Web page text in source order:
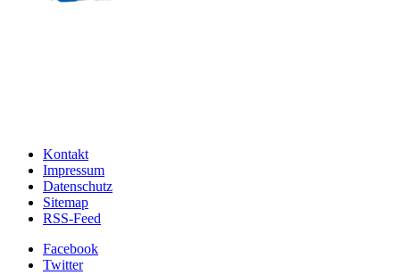
Kontakt
Impressum
Datenschutz
Sitemap
RSS-Feed
Facebook
Twitter